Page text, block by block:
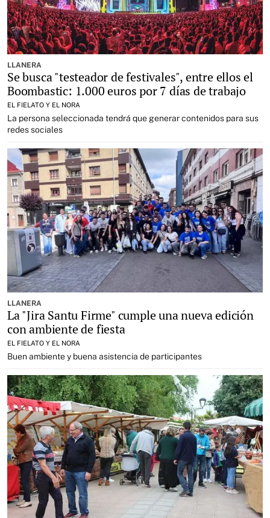
LLANERA
Se busca "testeador de festivales", entre ellos el
Boombastic: 1.000 euros por 7 días de trabajo
EL FIELATO Y EL NORA
La persona seleccionada tendrá que generar contenidos para sus
redes sociales
LLANERA
La "Jira Santu Firme" cumple una nueva edición
con ambiente de fiesta
EL FIELATO Y EL NORA
Buen ambiente y buena asistencia de participantes